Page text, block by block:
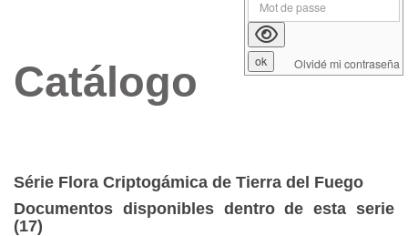
Catálogo
Série Flora Criptogámica de Tierra del Fuego
Documentos disponibles dentro de esta serie
(17)
Olvidé mi contraseña